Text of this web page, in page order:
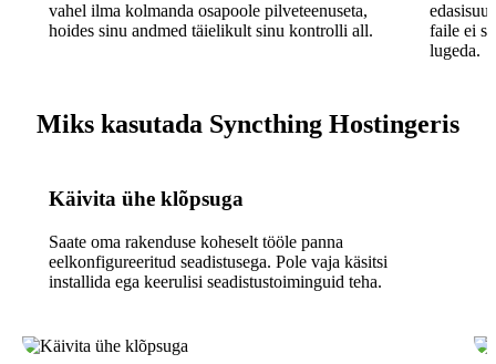
vahel ilma kolmanda osapoole pilveteenuseta,
hoides sinu andmed täielikult sinu kontrolli all.
faile ei
lugeda.
Miks kasutada Syncthing Hostingeris
Käivita ühe klõpsuga
Saate oma rakenduse koheselt tööle panna
eelkonfigureeritud seadistusega. Pole vaja käsitsi
installida ega keerulisi seadistustoiminguid teha.